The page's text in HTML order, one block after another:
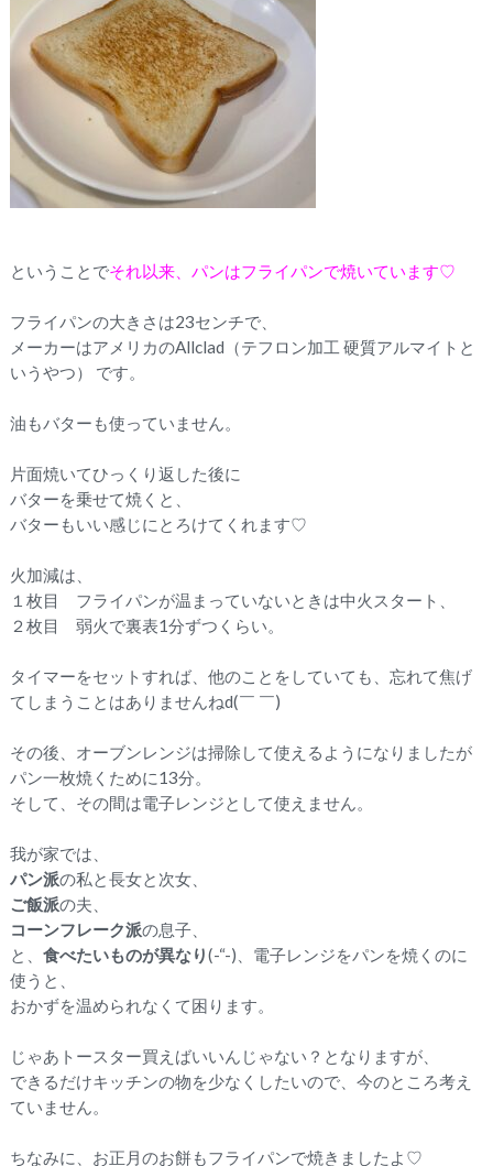
ということでそれ以来、パンはフライパンで焼いています♡
フライパンの大きさは23センチで、
メーカーはアメリカのAllclad（テフロン加工 硬質アルマイトと
いうやつ） です。
油もバターも使っていません。
片面焼いてひっくり返した後に
バターを乗せて焼くと、
バターもいい感じにとろけてくれます♡
火加減は、
１枚目 フライパンが温まっていないときは中火スタート、
２枚目 弱火で裏表1分ずつくらい。
タイマーをセットすれば、他のことをしていても、 忘れて焦げ
てしまうことはありませんねd(￣ ￣)
その後、 オーブンレンジは掃除して使えるようになりましたが
パン一枚焼くために13分。
そして、その間は電子レンジとして使えません。
我が家では、
パン派の私と長女と次女、
ご飯派の夫、
コーンフレーク派の息子、
と、 食べたいものが異なり(-“-)、電子レンジをパンを焼くのに
使うと、
おかずを温められなくて困ります。
じゃあトースター買えばいいんじゃない？となりますが、
できるだけキッチンの物を少なくしたいので、今のところ考え
ていません。
ちなみに、お正月のお餅もフライパンで焼きましたよ♡